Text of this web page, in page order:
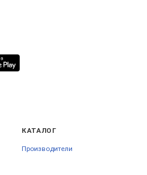
КАТАЛОГ
Производители